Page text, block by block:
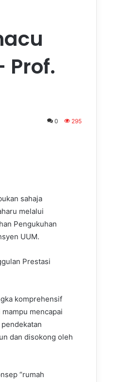
0 295
sahaja
melalui
Pengukuhan
UUM.
Prestasi
komprehensif
mencapai
dan disokong oleh
“rumah